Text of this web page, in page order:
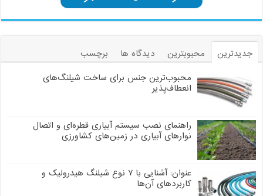
جدیدترین محبوبترین دیدگاه ها
برچسب
محبوب‌ترین جنس برای ساخت شیلنگ‌های
انعطاف‌پذیر
راهنمای نصب سیستم آبیاری قطره‌ای و اتصال
نوارهای آبیاری در زمین‌های کشاورزی
عنوان: آشنایی با ۷ نوع شیلنگ هیدرولیک و
کاربردهای آن‌ها